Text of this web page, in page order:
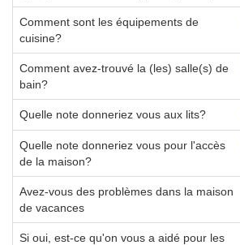
Comment sont les équipements de
cuisine?
Comment avez-trouvé la (les) salle(s) de
bain?
Quelle note donneriez vous aux lits?
Quelle note donneriez vous pour l'accès
de la maison?
Avez-vous des problèmes dans la maison
de vacances
Si oui, est-ce qu'on vous a aidé pour les